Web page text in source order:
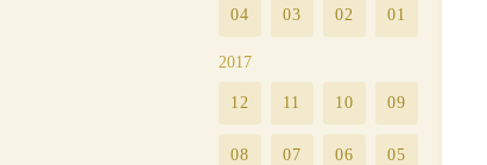
04 03 02 01
2017
12 11 10 09
08 07 06 05